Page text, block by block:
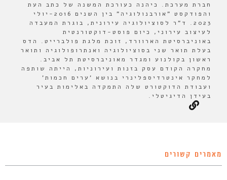
חברת מערכת. כיהנה כעורכת המשנה של כתב העת
והפודקסט "אורבנולוגיה" בין השנים 2016-יולי
2023. ד"ר לסוציולוגיה עירונית, בוגרת המעבדה
לעיצוב עירוני, כיום פוסט-דוקטורנטית
באוניברסיטת הארוורד, זוכת מלגת פולברייט. הדס
בעלת תואר שני בסוציולוגיה ואנתרופולוגיה ותואר
ראשון בקולנוע ומגדר מאוניברסיטת תל אביב.
מחקרה הקודם עסק בזנות ועירוניות, הייתה שותפה
למחקר אינטרדיספלינרי בנושא 'ערים חכמות'
ועבודת הדוקטורט שלה התמקדה באלימות בעיר
בעידן הדיגיטלי.
מאמרים קשורים